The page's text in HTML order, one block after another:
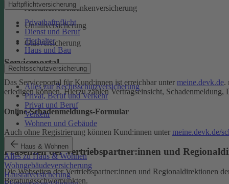
Haftpflichtversicherung
Privathaftpflicht
Dienst und Beruf
Tierhalter
Haus und Bau
Rechtsschutzversicherung
Alles zur Rechtsschutzversicherung
Privat, Beruf und Verkehr
Privat und Beruf
Verkehr
Wohnen und Gebäude
Haus & Wohnen
Alles zu Haus & Wohnen
Wohngebäudeversicherung
Hausratversicherung
Auslandsreisekrankenversicherung
Unfallversicherung
Glasversicherung
Serviceportal
Das Serviceportal für Kund:innen ist erreichbar unter meine.devk.de.
erledigen können. Hierzu zählen Vertragseinsicht,
Online-Schadenmeldungs-Formular
Auch ohne Registrierung können Kund:innen unter meine.devk.de/
Präsenzen der Vertriebspartner:innen und
Die Webseiten der Vertriebspartner:innen und Regionaldirektionen
Beratungsschwerpunkten.